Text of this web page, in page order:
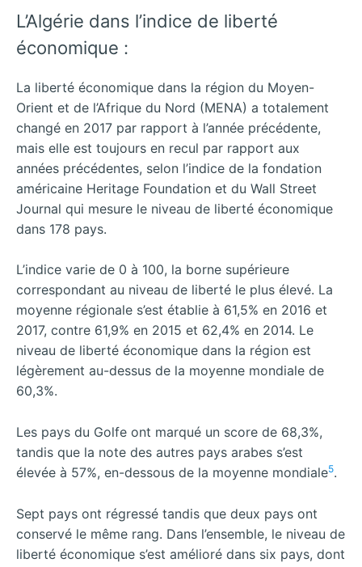
L’Algérie dans l’indice de liberté
économique :
La liberté économique dans la région du Moyen-
Orient et de l’Afrique du Nord (MENA) a totalement
changé en 2017 par rapport à l’année précédente,
mais elle est toujours en recul par rapport aux
années précédentes, selon l’indice de la fondation
américaine Heritage Foundation et du Wall Street
Journal qui mesure le niveau de liberté économique
dans 178 pays.
L’indice varie de 0 à 100, la borne supérieure
correspondant au niveau de liberté le plus élevé. La
moyenne régionale s’est établie à 61,5% en 2016 et
2017, contre 61,9% en 2015 et 62,4% en 2014. Le
niveau de liberté économique dans la région est
légèrement au-dessus de la moyenne mondiale de
60,3%.
Les pays du Golfe ont marqué un score de 68,3%,
tandis que la note des autres pays arabes s’est
élevée à 57%, en-dessous de la moyenne mondiale5.
Sept pays ont régressé tandis que deux pays ont
conservé le même rang. Dans l’ensemble, le niveau de
liberté économique s’est amélioré dans six pays, dont